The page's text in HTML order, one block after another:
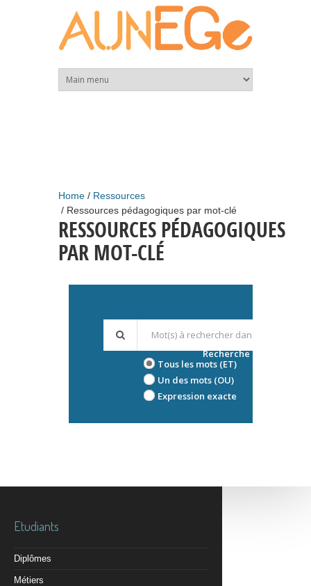
Home
Ressources
Ressources pédagogiques par mot-clé
RESSOURCES PÉDAGOGIQUES
PAR MOT-CLÉ
Tous les mots (ET)
Un des mots (OU)
Expression exacte
Recherche avancée
Etudiants
Diplômes
Métiers